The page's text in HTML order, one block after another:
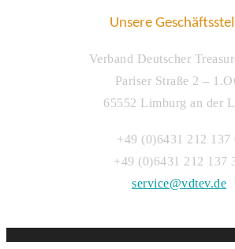
Unsere
Verband Deutscher
Pariser Straße 2 –
65552 Limburg an der
+49 (0)6431 212 137
+49 (0)6431 212 137
service@vdtev.de